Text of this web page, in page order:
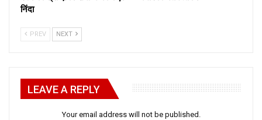
निंदा
PREV NEXT
LEAVE A REPLY
Your email address will not be published.